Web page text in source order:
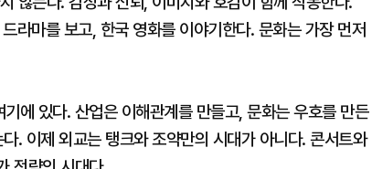
라마를 보고, 한국 영화를 이야기한다. 문화는 가장 먼저
에 있다. 산업은 이해관계를 만들고, 문화는 우호를 만든
. 이제 외교는 탱크와 조약만의 시대가 아니다. 콘서트와